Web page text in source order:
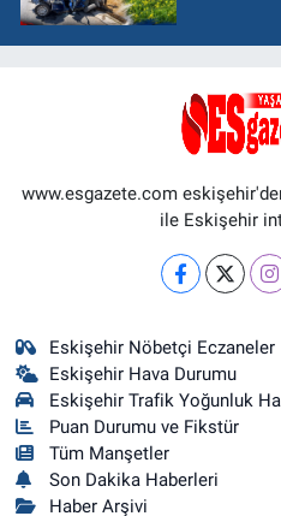
www.esgazete.com
ile Eskişehir
Eskişehir Nöbetçi Eczaneler
Eskişehir Hava Durumu
Eskişehir Trafik Yoğunluk
Puan Durumu ve Fikstür
Tüm Manşetler
Son Dakika Haberleri
Haber Arşivi